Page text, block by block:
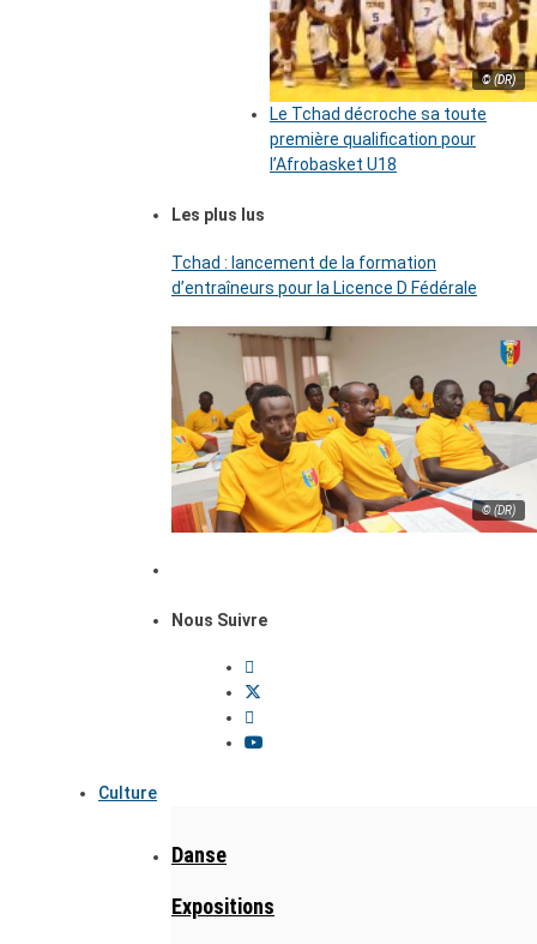
© (DR)
Le Tchad décroche sa toute
première qualification pour
l’Afrobasket U18
Les plus lus
Tchad : lancement de la formation
d’entraîneurs pour la Licence D Fédérale
© (DR)
Nous Suivre
Culture
Danse
Expositions